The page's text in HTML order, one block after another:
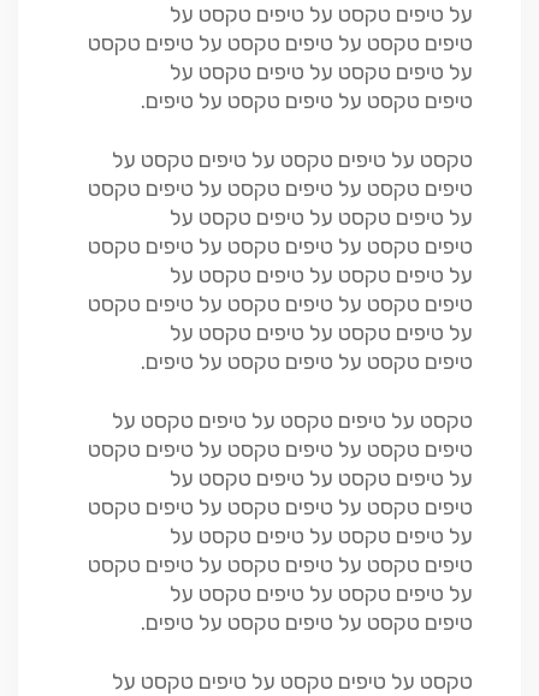
על טיפים טקסט על טיפים טקסט על
טיפים טקסט על טיפים טקסט על טיפים טקסט
על טיפים טקסט על טיפים טקסט על
טיפים טקסט על טיפים טקסט על טיפים.
טקסט על טיפים טקסט על טיפים טקסט על
טיפים טקסט על טיפים טקסט על טיפים טקסט
על טיפים טקסט על טיפים טקסט על
טיפים טקסט על טיפים טקסט על טיפים טקסט
על טיפים טקסט על טיפים טקסט על
טיפים טקסט על טיפים טקסט על טיפים טקסט
על טיפים טקסט על טיפים טקסט על
טיפים טקסט על טיפים טקסט על טיפים.
טקסט על טיפים טקסט על טיפים טקסט על
טיפים טקסט על טיפים טקסט על טיפים טקסט
על טיפים טקסט על טיפים טקסט על
טיפים טקסט על טיפים טקסט על טיפים טקסט
על טיפים טקסט על טיפים טקסט על
טיפים טקסט על טיפים טקסט על טיפים טקסט
על טיפים טקסט על טיפים טקסט על
טיפים טקסט על טיפים טקסט על טיפים.
טקסט על טיפים טקסט על טיפים טקסט על